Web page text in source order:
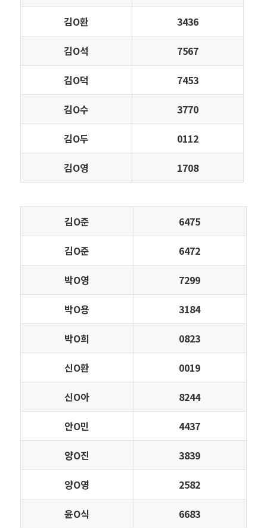
김Ο환 3436
김Ο석 7567
김Ο덕 7453
김Ο수 3770
김Ο두 0112
김Ο영 1708
김Ο준 6475
김Ο준 6472
박Ο영 7299
박Ο용 3184
박Ο희 0823
신Ο환 0019
신Ο아 8244
안Ο민 4437
양Ο진 3839
양Ο영 2582
윤Ο식 6683